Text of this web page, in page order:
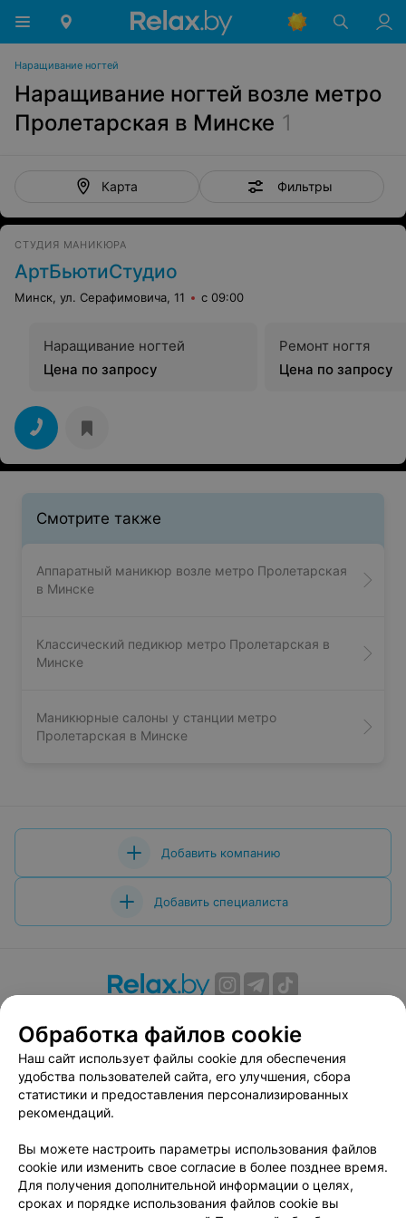
Наращивание ногтей
Наращивание ногтей возле метро
Пролетарская в Минске 1
Карта Фильтры
СТУДИЯ МАНИКЮРА
АртБьютиСтудио
Минск, ул. Серафимовича, 11 с 09:00
Наращивание ногтей
Цена по запросу
Ремонт ногтя
Цена по запросу
Смотрите также
Аппаратный маникюр возле метро Пролетарская
в Минске
Классический педикюр метро Пролетарская в
Минске
Маникюрные салоны у станции метро
Пролетарская в Минске
Добавить компанию
Добавить специалиста
Вакансии
Публичный договор
Способы оплаты
Публичный договор по использованию сервиса
«Афиша»
Пользовательское соглашение
Связаться по вопросам сотрудничества
Написать руководителю relax.by
Персональные настройки cookie
Обработка файлов cookie
Наш сайт использует файлы cookie для обеспечения
удобства пользователей сайта, его улучшения, сбора
статистики и предоставления персонализированных
рекомендаций.
Вы можете настроить параметры использования файлов
cookie или изменить свое согласие в более позднее время.
Для получения дополнительной информации о целях,
сроках и порядке использования файлов cookie вы